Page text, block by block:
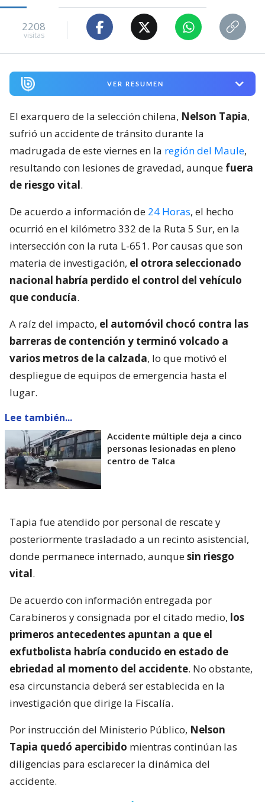
2208
visitas
VER RESUMEN
El exarquero de la selección chilena, Nelson Tapia,
sufrió un accidente de tránsito durante la
madrugada de este viernes en la región del Maule,
resultando con lesiones de gravedad, aunque fuera
de riesgo vital.
De acuerdo a información de 24 Horas, el hecho
ocurrió en el kilómetro 332 de la Ruta 5 Sur, en la
intersección con la ruta L-651. Por causas que son
materia de investigación, el otrora seleccionado
nacional habría perdido el control del vehículo
que conducía.
A raíz del impacto, el automóvil chocó contra las
barreras de contención y terminó volcado a
varios metros de la calzada, lo que motivó el
despliegue de equipos de emergencia hasta el
lugar.
Lee también...
Accidente múltiple deja a cinco
personas lesionadas en pleno
centro de Talca
Tapia fue atendido por personal de rescate y
posteriormente trasladado a un recinto asistencial,
donde permanece internado, aunquesin riesgo
vital.
De acuerdo con información entregada por
Carabineros y consignada por el citado medio, los
primeros antecedentes apuntan a que el
exfutbolista habría conducido en estado de
ebriedad al momento del accidente. No obstante,
esa circunstancia deberá ser establecida en la
investigación que dirige la Fiscalía.
Por instrucción del Ministerio Público, Nelson
Tapia quedó apercibido mientras continúan las
diligencias para esclarecer la dinámica del
accidente.